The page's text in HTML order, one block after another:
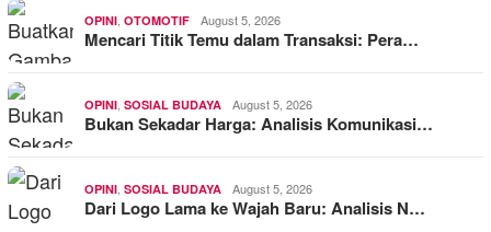
OPINI OTOMOTIF August 5, 2026
Mencari Titik Temu dalam Transaksi: Pera…
OPINI SOSIAL BUDAYA August 5, 2026
Bukan Sekadar Harga: Analisis Komunikasi…
OPINI SOSIAL BUDAYA August 5, 2026
Dari Logo Lama ke Wajah Baru: Analisis N…